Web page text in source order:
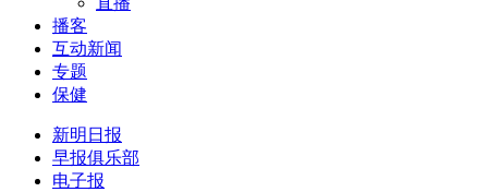
播客
互动新闻
专题
保健
新明日报
早报俱乐部
电子报